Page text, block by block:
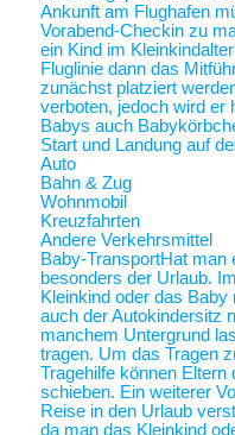
Ankunft am Flughafen
Vorabend-Checkin zu
ein Kind im
Fluglinie dann das
zunächst platziert
verboten, jedoch wird er
Babys auch
Start und Landung auf
Auto
Bahn & Zug
Wohnmobil
Kreuzfahrten
Andere Verkehrsmittel
Baby-TransportHat man
besonders der Urlaub.
Kleinkind oder das
auch der Autokindersitz
manchem Untergrund
tragen. Um das Tragen
Tragehilfe können
schieben. Ein weiterer
Reise in den Urlaub
da man das Kleinkind